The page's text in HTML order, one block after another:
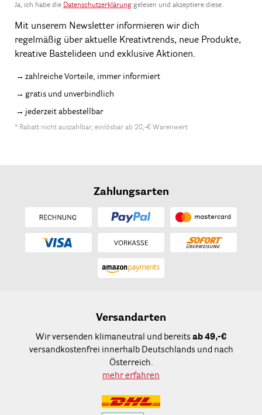
Ja, ich habe die Datenschutzerklärung gelesen und akzeptiere diese.
Mit unserem Newsletter informieren wir dich
regelmäßig über aktuelle Kreativtrends, neue Produkte,
kreative Bastelideen und exklusive Aktionen.
zahlreiche Vorteile, immer informiert
gratis und unverbindlich
jederzeit abbestellbar
* Rabatt nicht auszahlbar, einlösbar ab 20,-€ Warenwert
Zahlungsarten
Versandarten
Wir versenden klimaneutral und bereits ab 49,-€
versandkostenfrei innerhalb Deutschlands und nach
Österreich.
mehr erfahren